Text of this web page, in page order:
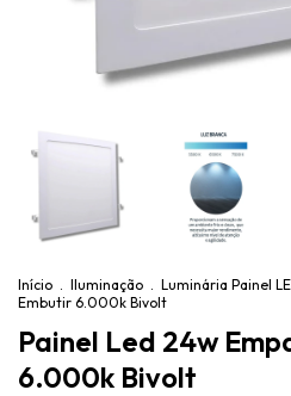
Início . Iluminação . Luminária Painel
Embutir 6.000k Bivolt
Painel Led 24w
6.000k Bivolt